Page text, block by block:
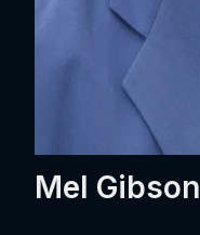
Mel Gibson